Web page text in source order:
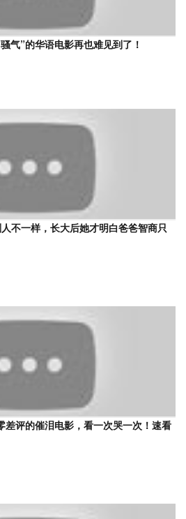
气”的华语电影再也难见到了！
不一样，长大后她才明白爸爸智商只
差评的催泪电影，看一次哭一次！速看